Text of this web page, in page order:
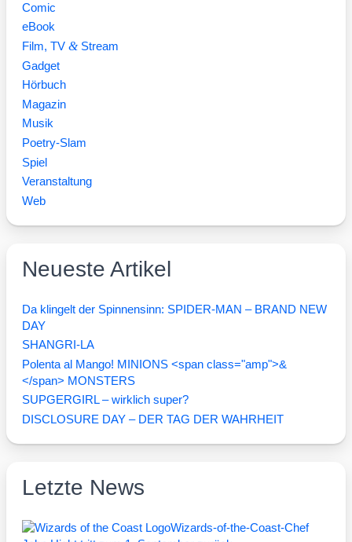
Comic
eBook
Film, TV&Stream
Gadget
Hörbuch
Magazin
Musik
Poetry-Slam
Spiel
Veranstaltung
Web
Neueste Artikel
Da klingelt der Spinnensinn: SPIDER-MAN – BRAND NEW
DAY
SHANGRI-LA
Polenta al Mango! MINIONS <span class="amp">&
</span> MONSTERS
SUPGERGIRL – wirklich super?
DISCLOSURE DAY – DER TAG DER WAHRHEIT
Letzte News
Wizards-of-the-Coast-Chef